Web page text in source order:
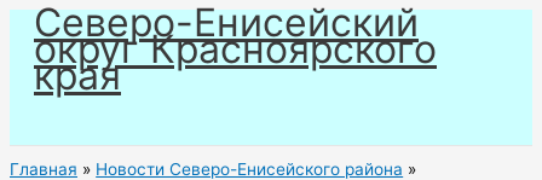
Перейти
содержимому
Северо-Енисейский
округ Красноярского
края
Главная
Новости Северо-Енисейского района